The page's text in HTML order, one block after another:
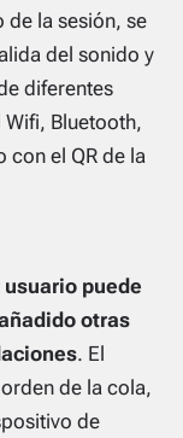
de la sesión, se
del sonido y
diferentes
Bluetooth,
con el QR de la
puede
otras
. El
de la cola,
de